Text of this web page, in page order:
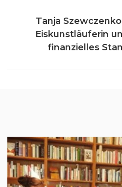
Tanja
Eiskunstläuferin
finanzielles